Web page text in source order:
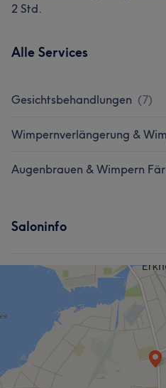
2 Std.
Alle Services
Gesichtsbehandlungen (7)
Wimpernverlängerung &
Augenbrauen & Wimpern
Saloninfo